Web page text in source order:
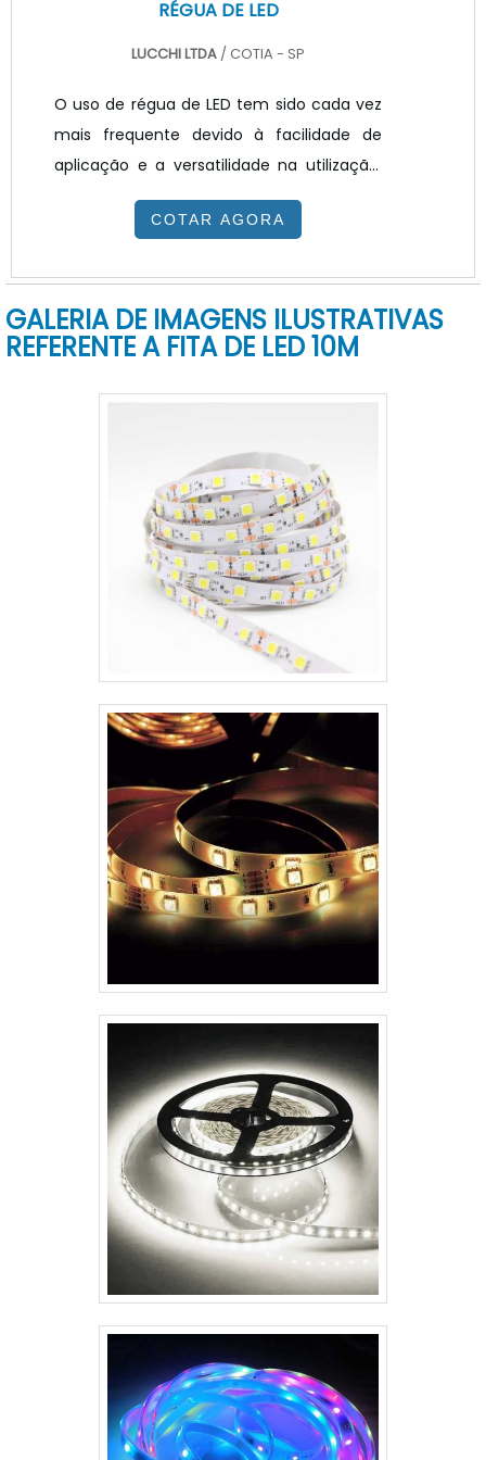
RÉGUA DE LED
LUCCHI LTDA / COTIA - SP
O uso de régua de LED tem sido cada vez
mais frequente devido à facilidade de
aplicação e a versatilidade na utilização.
Considerada atualmente como a mais
nova tendência no mercado é um
excelente qualidade, Perfeito para o
desenvolvimento de luminárias
corporativas, industriais, postos de
neutra, pois estimula a produtividade. Para
humanizar os e.
COTAR AGORA
GALERIA DE IMAGENS ILUSTRATIVAS
REFERENTE A FITA DE LED 10M